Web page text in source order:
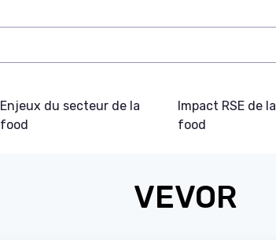
Enjeux du secteur de la
food
Impact RSE de la
food
VEVOR